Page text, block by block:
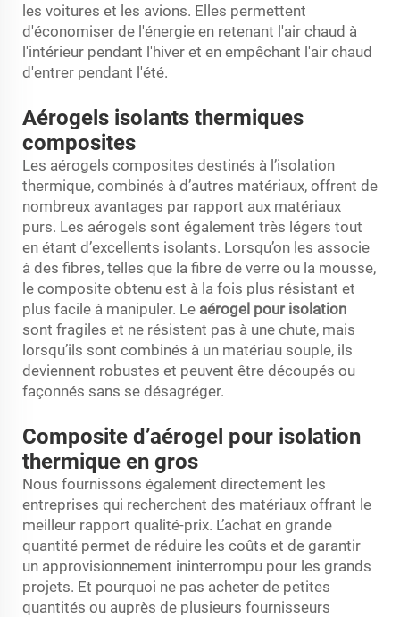
les voitures et les avions. Elles permettent
d'économiser de l'énergie en retenant l'air chaud à
l'intérieur pendant l'hiver et en empêchant l'air chaud
d'entrer pendant l'été.
Aérogels isolants thermiques
composites
Les aérogels composites destinés à l’isolation
thermique, combinés à d’autres matériaux, offrent de
nombreux avantages par rapport aux matériaux
purs. Les aérogels sont également très légers tout
en étant d’excellents isolants. Lorsqu’on les associe
à des fibres, telles que la fibre de verre ou la mousse,
le composite obtenu est à la fois plus résistant et
plus facile à manipuler. Le aérogel pour isolation
sont fragiles et ne résistent pas à une chute, mais
lorsqu’ils sont combinés à un matériau souple, ils
deviennent robustes et peuvent être découpés ou
façonnés sans se désagréger.
Composite d’aérogel pour isolation
thermique en gros
Nous fournissons également directement les
entreprises qui recherchent des matériaux offrant le
meilleur rapport qualité-prix. L’achat en grande
quantité permet de réduire les coûts et de garantir
un approvisionnement ininterrompu pour les grands
projets. Et pourquoi ne pas acheter de petites
quantités ou auprès de plusieurs fournisseurs